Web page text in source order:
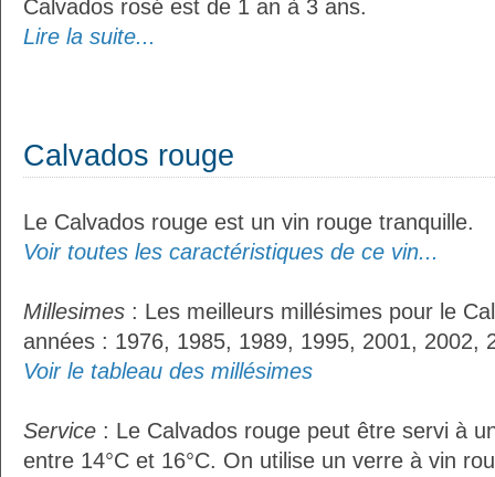
Calvados rosé est de 1 an à 3 ans.
Lire la suite...
Calvados rouge
Le Calvados rouge est un vin rouge tranquille.
Voir toutes les caractéristiques de ce vin...
Millesimes : Les meilleurs millésimes pour le
années : 1976, 1985, 1989, 1995, 2001, 2002,
Voir le tableau des millésimes
Service : Le Calvados rouge peut être servi à
entre 14°C et 16°C. On utilise un verre à vin